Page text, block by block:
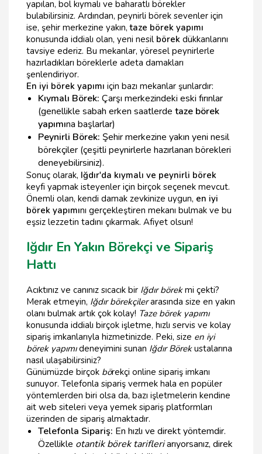
yapılan, bol kıymalı ve baharatlı börekler
bulabilirsiniz. Ardından, peynirli börek sevenler için
ise, şehir merkezine yakın,taze börek yapımı
konusunda iddialı olan, yeni nesil börek dükkanlarını
tavsiye ederiz. Bu mekanlar, yöresel peynirlerle
hazırladıkları böreklerle adeta damakları
şenlendiriyor.
En iyi börek yapımı için bazı mekanlar şunlardır:
Kıymalı Börek: Çarşı merkezindeki eski fırınlar
(genellikle sabah erken saatlerde taze börek
yapımına başlarlar)
Peynirli Börek: Şehir merkezine yakın yeni nesil
börekçiler (çeşitli peynirlerle hazırlanan börekleri
deneyebilirsiniz).
Sonuç olarak, Iğdır'da kıymalı ve peynirli börek
keyfi yapmak isteyenler için birçok seçenek mevcut.
Önemli olan, kendi damak zevkinize uygun, en iyi
börek yapımını gerçekleştiren mekanı bulmak ve bu
eşsiz lezzetin tadını çıkarmak. Afiyet olsun!
Iğdır En Yakın Börekçi ve Sipariş
Hattı
Acıktınız ve canınız sıcacık bir Iğdır börekmi çekti?
Merak etmeyin, Iğdır börekçilerarasında size en yakın
olanı bulmak artık çok kolay! Taze börek yapımı
konusunda iddialı birçok işletme, hızlı servis ve kolay
sipariş imkanlarıyla hizmetinizde. Peki, size en iyi
börek yapımıdeneyimini sunan Iğdır Börekustalarına
nasıl ulaşabilirsiniz?
Günümüzde birçok börekçi online sipariş imkanı
sunuyor. Telefonla sipariş vermek hala en popüler
yöntemlerden biri olsa da, bazı işletmelerin kendine
ait web siteleri veya yemek sipariş platformları
üzerinden de sipariş almaktadır.
Telefonla Sipariş: En hızlı ve direkt yöntemdir.
Özellikle otantik börek tarifleriarıyorsanız, direk